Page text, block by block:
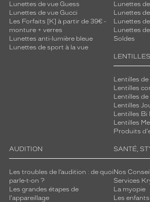
Lunettes de vue Guess
Lunettes de vue Gucci
Les Forfaits [K] à partir de 39€ -
monture + verres
Lunettes anti-lumière bleue
Lunettes de sport à la vue
Lunettes
Lunettes
Lunettes
Lunettes
Soldes
LENTILLES
Lentilles
Lentilles
Lentilles
Lentilles
Lentilles Bi
Lentilles
Produits
AUDITION
Les troubles de l’audition : de quoi
parle-t-on ?
Les grandes étapes de
l'appareillage
SANTÉ,
Nos
Services
La myopie
Les